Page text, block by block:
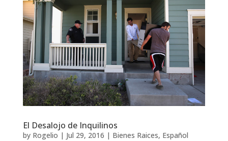
El Desalojo de Inquilinos
by Rogelio | Jul 29, 2016 | Bienes Raices, Español